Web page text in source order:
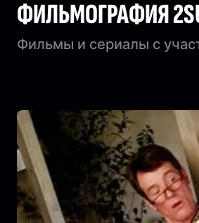
ФИЛЬМОГРАФИЯ
Фильмы и сериалы с